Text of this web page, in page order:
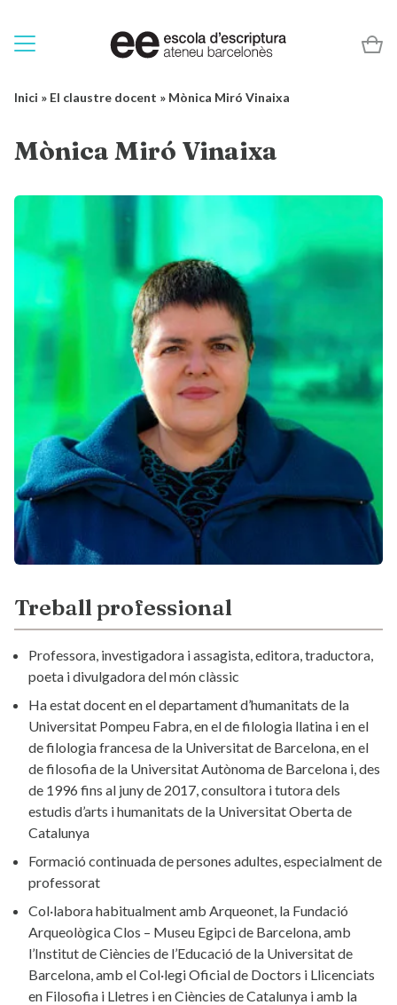
Inici » El claustre docent » Mònica Miró Vinaixa
Mònica Miró Vinaixa
Treball professional
Professora, investigadora i assagista, editora, traductora,
poeta i divulgadora del món clàssic
Ha estat docent en el departament d’humanitats de la
Universitat Pompeu Fabra, en el de filologia llatina i en el
de filologia francesa de la Universitat de Barcelona, en el
de filosofia de la Universitat Autònoma de Barcelona i, des
de 1996 fins al juny de 2017, consultora i tutora dels
estudis d’arts i humanitats de la Universitat Oberta de
Catalunya
Formació continuada de persones adultes, especialment de
professorat
Col·labora habitualment amb Arqueonet, la Fundació
Arqueològica Clos – Museu Egipci de Barcelona, amb
l’Institut de Ciències de l’Educació de la Universitat de
Barcelona, amb el Col·legi Oficial de Doctors i Llicenciats
en Filosofia i Lletres i en Ciències de Catalunya i amb la